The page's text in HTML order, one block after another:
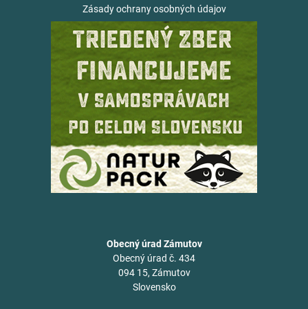
Zásady ochrany osobných údajov
Obecný úrad Zámutov
Obecný úrad č. 434
094 15, Zámutov
Slovensko